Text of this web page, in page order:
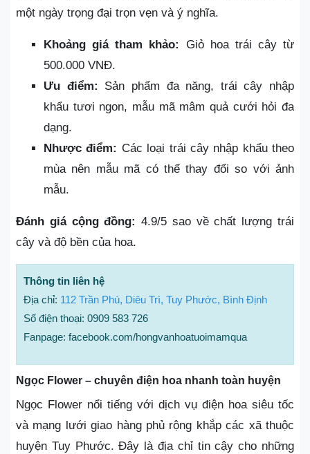
một ngày trọng đại trọn vẹn và ý nghĩa.
Khoảng giá tham khảo:
Giỏ hoa trái cây từ
500.000 VNĐ.
Ưu điểm: Sản phẩm đa năng, trái cây nhập
khẩu tươi ngon, mẫu mã mâm quả cưới hỏi đa
dạng.
Nhược điểm: Các loại trái cây nhập khẩu theo
mùa nên mẫu mã có thể thay đổi so với ảnh
mẫu.
Đánh giá cộng đồng: 4.9/5 sao về chất lượng trái
cây và độ bền của hoa.
Thông tin liên hệ
Địa chỉ: 112 Trần Phú, Diêu Trì, Tuy Phước, Bình Định
Số điện thoại: 0909 583 726
Fanpage: facebook.com/hongvanhoatuoimamqua
Ngọc Flower – chuyên điện hoa nhanh toàn huyện
Ngọc Flower nổi tiếng với dịch vụ điện hoa siêu tốc
và mạng lưới giao hàng phủ rộng khắp các xã thuộc
huyện Tuy Phước. Đây là địa chỉ tin cậy cho những